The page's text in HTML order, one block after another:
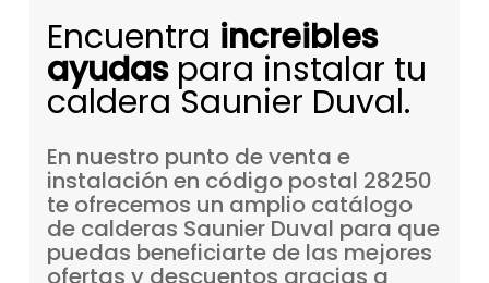
Encuentra increibles
ayudaspara instalar tu
caldera Saunier Duval.
En nuestro punto deventa e
instalación en código postal 28250
te ofrecemos un amplio catálogo
de calderas Saunier Duval para que
puedas beneficiarte de las mejores
ofertas y descuentos gracias a